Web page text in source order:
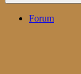
Forum